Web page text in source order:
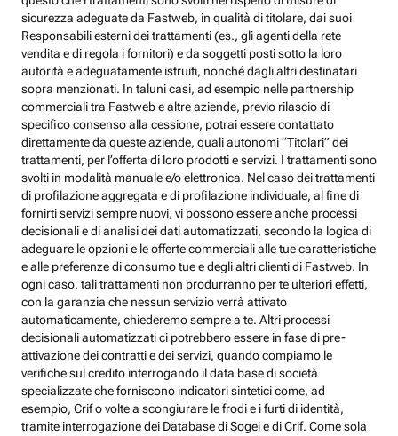
sicurezza adeguate da Fastweb, in qualità di titolare, dai suoi
Responsabili esterni dei trattamenti (es., gli agenti della rete
vendita e di regola i fornitori) e da soggetti posti sotto la loro
autorità e adeguatamente istruiti, nonché dagli altri destinatari
sopra menzionati. In taluni casi, ad esempio nelle partnership
commerciali tra Fastweb e altre aziende, previo rilascio di
specifico consenso alla cessione, potrai essere contattato
direttamente da queste aziende, quali autonomi “Titolari” dei
trattamenti, per l’offerta di loro prodotti e servizi. I trattamenti sono
svolti in modalità manuale e/o elettronica. Nel caso dei trattamenti
di profilazione aggregata e di profilazione individuale, al fine di
fornirti servizi sempre nuovi, vi possono essere anche processi
decisionali e di analisi dei dati automatizzati, secondo la logica di
adeguare le opzioni e le offerte commerciali alle tue caratteristiche
e alle preferenze di consumo tue e degli altri clienti di Fastweb. In
ogni caso, tali trattamenti non produrranno per te ulteriori effetti,
con la garanzia che nessun servizio verrà attivato
automaticamente, chiederemo sempre a te. Altri processi
decisionali automatizzati ci potrebbero essere in fase di pre-
attivazione dei contratti e dei servizi, quando compiamo le
verifiche sul credito interrogando il data base di società
specializzate che forniscono indicatori sintetici come, ad
esempio, Crif o volte a scongiurare le frodi e i furti di identità,
tramite interrogazione dei Database di Sogei e di Crif. Come sola